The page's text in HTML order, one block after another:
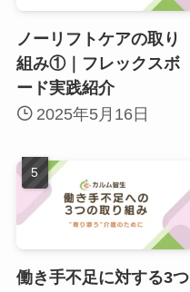
ノーリフトケアの取り
組み①｜フレックスボ
ード実践紹介
2025年5月16日
働き手不足に対する3つ